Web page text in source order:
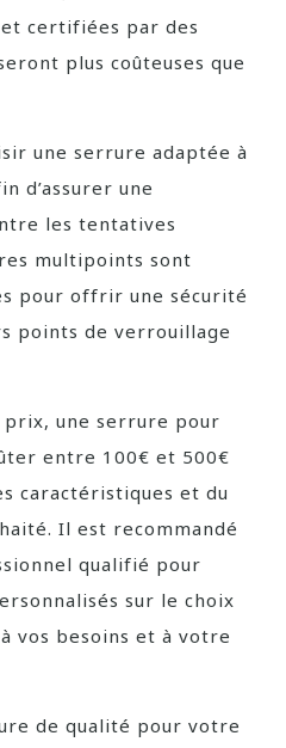
certifiées par des
plus coûteuses que
une serrure adaptée à
d’assurer une
les tentatives
multipoints sont
pour offrir une sécurité
points de verrouillage
prix, une serrure pour
entre 100€ et 500€
caractéristiques et du
Il est recommandé
qualifié pour
sur le choix
vos besoins et à votre
de qualité pour votre